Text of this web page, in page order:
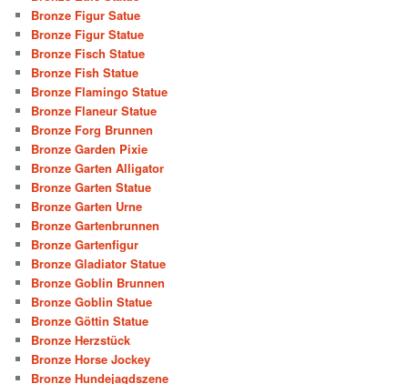
Bronze Figur Satue
Bronze Figur Statue
Bronze Fisch Statue
Bronze Fish Statue
Bronze Flamingo Statue
Bronze Flaneur Statue
Bronze Forg Brunnen
Bronze Garden Pixie
Bronze Garten Alligator
Bronze Garten Statue
Bronze Garten Urne
Bronze Gartenbrunnen
Bronze Gartenfigur
Bronze Gladiator Statue
Bronze Goblin Brunnen
Bronze Goblin Statue
Bronze Göttin Statue
Bronze Herzstück
Bronze Horse Jockey
Bronze Hundejagdszene